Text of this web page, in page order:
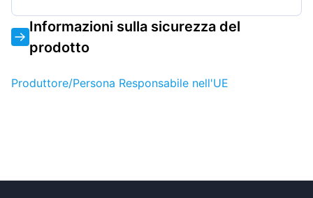
Informazioni sulla sicurezza del
prodotto
Produttore/Persona Responsabile nell'UE